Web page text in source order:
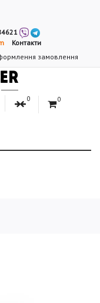
Контакти
замовлення
0 0